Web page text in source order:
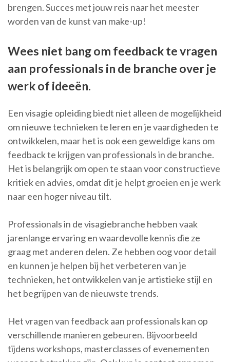
brengen. Succes met jouw reis naar het meester
worden van de kunst van make-up!
Wees niet bang om feedback te vragen
aan professionals in de branche over je
werk of ideeën.
Een visagie opleiding biedt niet alleen de mogelijkheid
om nieuwe technieken te leren en je vaardigheden te
ontwikkelen, maar het is ook een geweldige kans om
feedback te krijgen van professionals in de branche.
Het is belangrijk om open te staan voor constructieve
kritiek en advies, omdat dit je helpt groeien en je werk
naar een hoger niveau tilt.
Professionals in de visagiebranche hebben vaak
jarenlange ervaring en waardevolle kennis die ze
graag met anderen delen. Ze hebben oog voor detail
en kunnen je helpen bij het verbeteren van je
technieken, het ontwikkelen van je artistieke stijl en
het begrijpen van de nieuwste trends.
Het vragen van feedback aan professionals kan op
verschillende manieren gebeuren. Bijvoorbeeld
tijdens workshops, masterclasses of evenementen